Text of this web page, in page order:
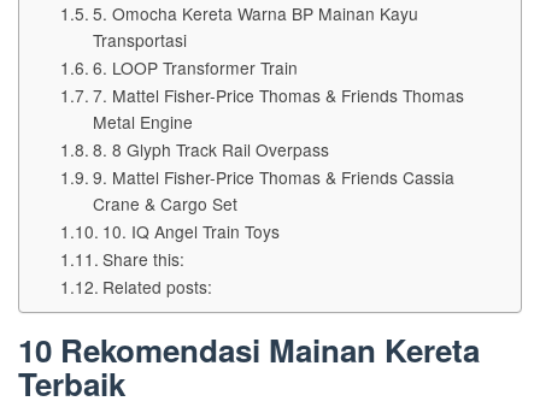
5. Omocha Kereta Warna BP Mainan Kayu
Transportasi
6. LOOP Transformer Train
7. Mattel Fisher-Price Thomas & Friends Thomas
Metal Engine
8. 8 Glyph Track Rail Overpass
9. Mattel Fisher-Price Thomas & Friends Cassia
Crane & Cargo Set
10. IQ Angel Train Toys
Share this:
Related posts:
10 Rekomendasi Mainan Kereta
Terbaik